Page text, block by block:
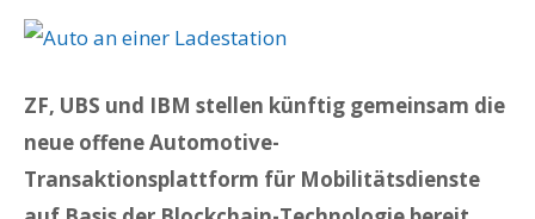
ZF, UBS und IBM stellen künftig gemeinsam die
neue offene Automotive-
Transaktionsplattform für Mobilitätsdienste